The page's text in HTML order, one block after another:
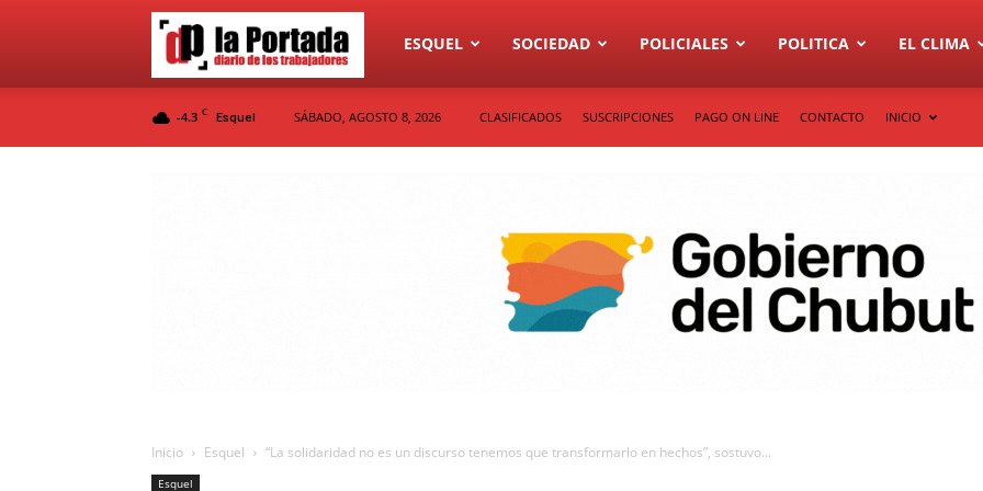
Diario
ESQUEL SOCIEDAD POLICIALES POLITICA EL CLIMA
-4.3 C Esquel SÁBADO, AGOSTO 8, 2026 CLASIFICADOS SUSCRIPCIONES PAGO ON LINE CONTACTO INICIO
Inicio Esquel “La solidaridad no es un discurso tenemos que transformarlo en hechos”, sostuvo...
Esquel